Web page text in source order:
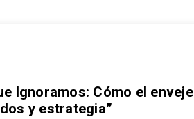
Ignoramos: Cómo el
y estrategia”